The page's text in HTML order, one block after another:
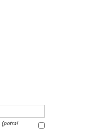
(potrai